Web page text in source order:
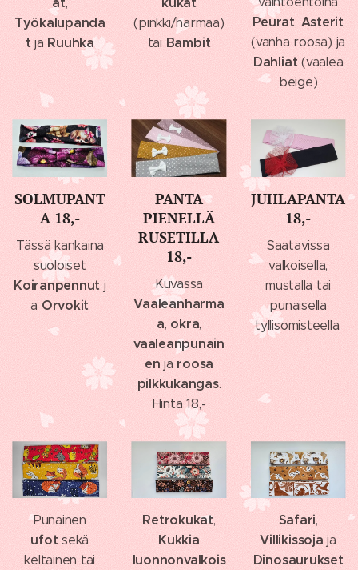
,
Työkalupanda
tja Ruuhka
(pinkki/harmaa)
tai Bambit
Peurat, Asterit
(vanha roosa) ja
Dahliat(vaalea
beige)
SOLMUPANT
A 18,-
Tässä kankaina
suoloiset
Koiranpennutj
a Orvokit
PANTA
PIENELLÄ
RUSETILLA
18,-
Kuvassa
Vaaleanharma
a, okra,
vaaleanpunain
en ja roosa
pilkkukangas.
Hinta 18,-
JUHLAPANTA
18,-
Saatavissa
valkoisella,
mustalla tai
punaisella
tyllisomisteella.
Punainen
ufot sekä
keltainen tai
Retrokukat,
Kukkia
luonnonvalkois
Safari,
Villikissoja ja
Dinosaurukset